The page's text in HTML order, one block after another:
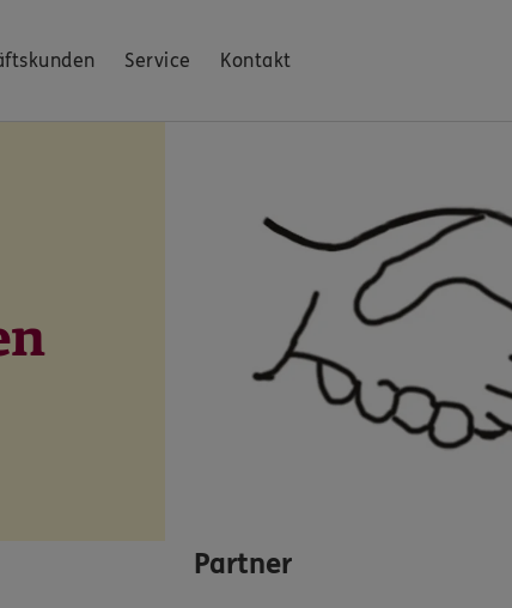
Service Kontakt
Partner